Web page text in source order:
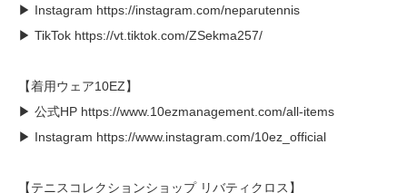
▶ Instagram https://instagram.com/neparutennis
▶ TikTok https://vt.tiktok.com/ZSekma257/
【着用ウェア10EZ】
▶ 公式HP https://www.10ezmanagement.com/all-items
▶ Instagram https://www.instagram.com/10ez_official
【テニスコレクションショップ リバティクロス】